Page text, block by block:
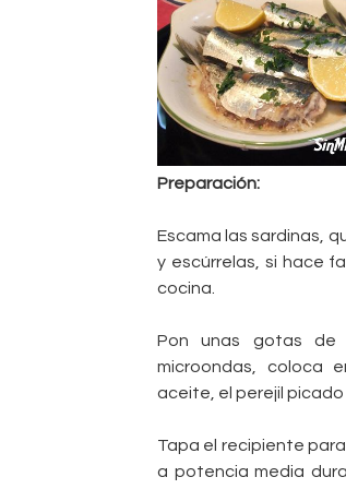
Preparación:
Escama las sardinas,
y escúrrelas, si hace
cocina.
Pon unas gotas
microondas, coloca
aceite, el perejil picado
Tapa el recipiente
a potencia media